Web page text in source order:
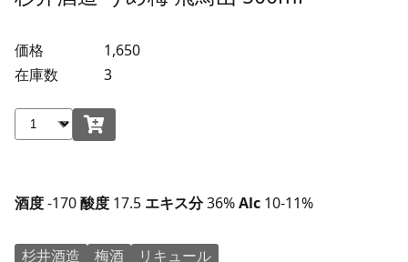
価格
1,650
在庫数
3
酒度-170酸度 17.5 エキス分36%Alc 10-11%
杉井酒造 梅酒 リキュール